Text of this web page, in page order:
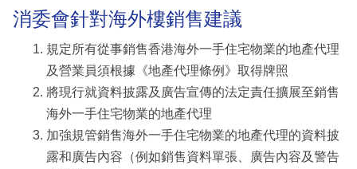
消委會針對海外樓銷售建議
規定所有從事銷售香港海外一手住宅物業的地產代理
及營業員須根據《地產代理條例》取得牌照
將現行就資料披露及廣告宣傳的法定責任擴展至銷售
海外一手住宅物業的地產代理
加強規管銷售海外一手住宅物業的地產代理的資料披
露和廣告內容（例如銷售資料單張、廣告內容及警告